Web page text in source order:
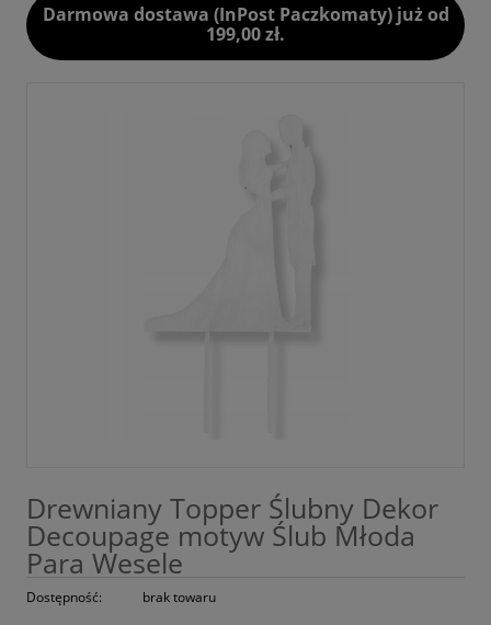
Darmowa dostawa (InPost Paczkomaty) już od
199,00 zł.
Drewniany Topper Ślubny Dekor
Decoupage motyw Ślub Młoda
Para Wesele
Dostępność: brak towaru